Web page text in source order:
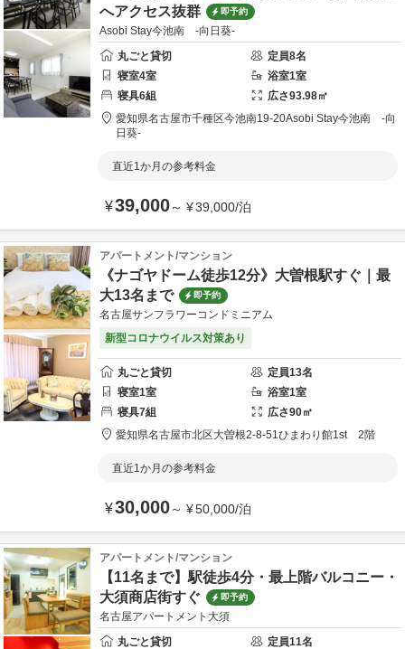
へアクセス抜群
即予約
Asobi Stay今池南 -向日葵-
丸ごと貸切
定員8名
寝室4室 浴室1室
寝具6組 広さ93.98㎡
愛知県名古屋市千種区今池南19-20Asobi Stay今池南 -向
日葵-
直近1か月の参考料金
¥39,000～ ¥39,000/泊
アパートメント/マンション
《ナゴヤドーム徒歩12分》大曽根駅すぐ｜最
大13名まで
即予約
名古屋サンフラワーコンドミニアム
新型コロナウイルス対策あり
丸ごと貸切 定員13名
寝室1室 浴室1室
寝具7組 広さ90㎡
愛知県名古屋市北区大曽根2-8-51ひまわり館1st 2階
直近1か月の参考料金
¥30,000～ ¥50,000/泊
アパートメント/マンション
【11名まで】駅徒歩4分・最上階バルコニー・
大須商店街すぐ
即予約
名古屋アパートメント大須
丸ごと貸切
定員11名